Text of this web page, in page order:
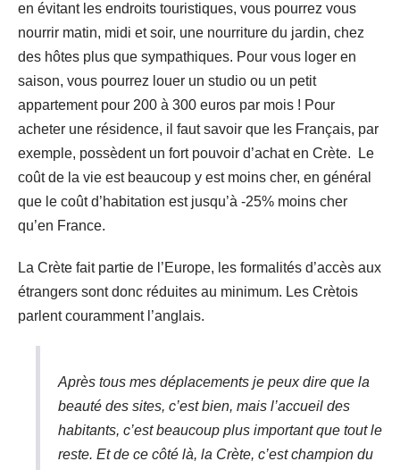
en évitant les endroits touristiques, vous pourrez vous
nourrir matin, midi et soir, une nourriture du jardin, chez
des hôtes plus que sympathiques. Pour vous loger en
saison, vous pourrez louer un studio ou un petit
appartement pour 200 à 300 euros par mois ! Pour
acheter une résidence, il faut savoir que les Français, par
exemple, possèdent un fort pouvoir d’achat en Crète. Le
coût de la vie est beaucoup y est moins cher, en général
que le coût d’habitation est jusqu’à -25% moins cher
qu’en France.
La Crète fait partie de l’Europe, les formalités d’accès aux
étrangers sont donc réduites au minimum. Les Crètois
parlent couramment l’anglais.
Après tous mes déplacements je peux dire que la
beauté des sites, c’est bien, mais l’accueil des
habitants, c’est beaucoup plus important que tout le
reste. Et de ce côté là, la Crète, c’est champion du